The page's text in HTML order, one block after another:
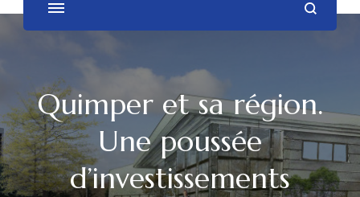
Quimper et sa région.
Une poussée
d’investissements